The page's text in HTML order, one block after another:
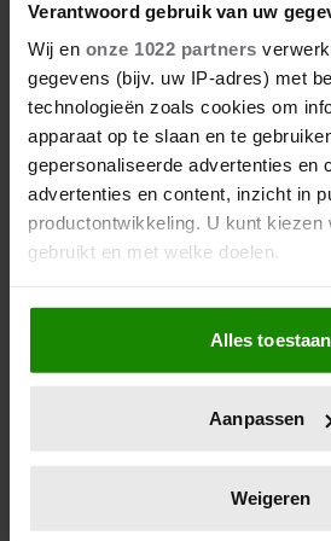
Verantwoord gebruik van uw
Wij en onze 1022 partners
gegevens (bijv. uw IP-adres) met
technologieën zoals cookies om
apparaat op te slaan en te
gepersonaliseerde advertenties en
advertenties en content, inzicht in
productontwikkeling. U kunt kiezen
gebruikt en met welke doelen.
Als u het toestaat, willen we ook
Informatie verzamelen over
locatie, die tot een paar meter
scannen op specifieke
verwerkt en stel uw voorkeuren in
Alles toestaan
Aanpassen
Weigeren
17 mei 2022
KROONPRINSES
Billund is al tien jaar